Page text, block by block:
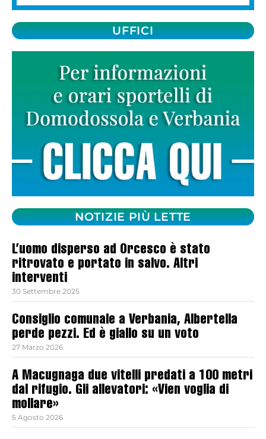
UFFICI
NOTIZIE PIÙ LETTE
L’uomo disperso ad Orcesco è stato
ritrovato e portato in salvo. Altri
interventi
30 Settembre 2025
Consiglio comunale a Verbania, Albertella
perde pezzi. Ed è giallo su un voto
27 Marzo 2026
A Macugnaga due vitelli predati a 100 metri
dal rifugio. Gli allevatori: «Vien voglia di
mollare»
5 Agosto 2026